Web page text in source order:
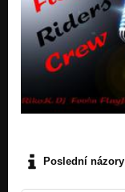
Poslední názory